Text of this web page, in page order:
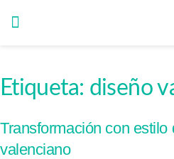
Etiqueta: diseño
Transformación con
valenciano